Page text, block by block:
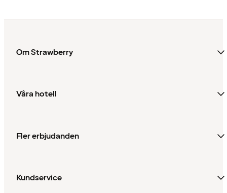
Om Strawberry
Våra hotell
Fler erbjudanden
Kundservice